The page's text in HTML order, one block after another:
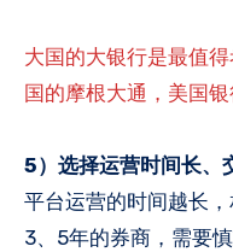
大国的大银行是最值
国的摩根大通，美国银
5）选择运营时间长、
平台运营的时间越长
3、5年的券商，需要